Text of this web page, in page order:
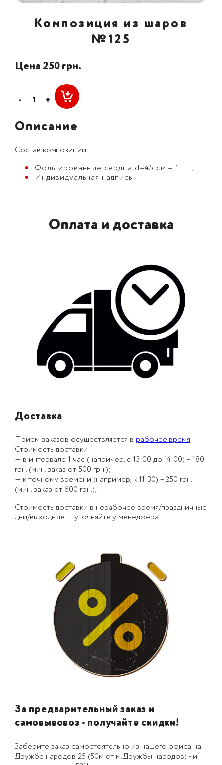
Композиция из шаров
№125
Цена 250 грн.
- +
Описание
Состав композиции:
Фольгированные сердца d=45 см = 1 шт;
Индивидуальная надпись
Оплата и доставка
Доставка
Приём заказов осуществляется в рабочее время.
Стоимость доставки:
— в интервале 1 час (например, с 13:00 до 14:00) – 180
грн. (мин. заказ от 500 грн.);
— к точному времени (например, к 11:30) – 250 грн.
(мин. заказ от 600 грн.);
Стоимость доставки в нерабочее время/праздничные
дни/выходные — уточняйте у менеджера.
За предварительный заказ и
самовывовоз - получайте скидки!
Заберите заказ самостоятельно из нашего офиса на
Дружбе народов 25 (50м от м.Дружбы народов) - и